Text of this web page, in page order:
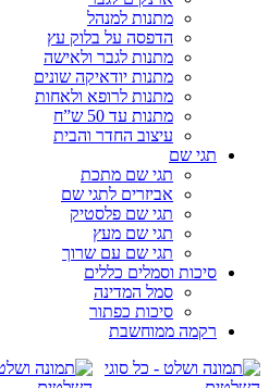
מתנות למנהל
הדפסה על בלוק עץ
מתנות לגבר ולאישה
מתנות יודאיקה שונים
מתנות לרופא ולאחות
מתנות עד 50 ש”ח
עיצוב החדר והבית
תגי שם
תגי שם מתכת
אביזרים לתגי שם
תגי שם פלסטיק
תגי שם מעץ
תגי שם עם שרוך
סיכות וסמלים כללים
סמל המדינה
סיכות כפתור
רקמה ממוחשבת